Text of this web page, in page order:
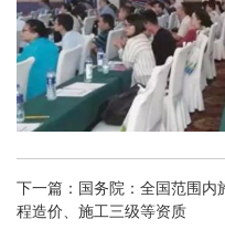
下一篇：国务院：全国范围内
程造价、施工三级等资质